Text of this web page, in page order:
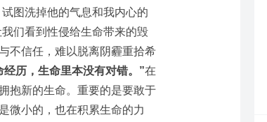
图洗掉他的气息和我内心的
们看到性侵给生命带来的毁
不信任，难以脱离阴霾重拾希
经历，生命里本没有对错。”在
抱新的生命。重要的是要敢于
微小的，也在积累生命的力